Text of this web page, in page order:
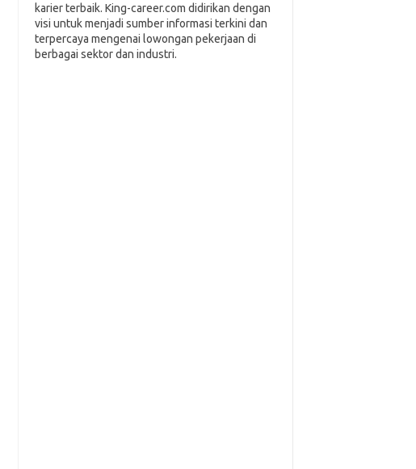
karier terbaik. King-career.com didirikan dengan
visi untuk menjadi sumber informasi terkini dan
terpercaya mengenai lowongan pekerjaan di
berbagai sektor dan industri.